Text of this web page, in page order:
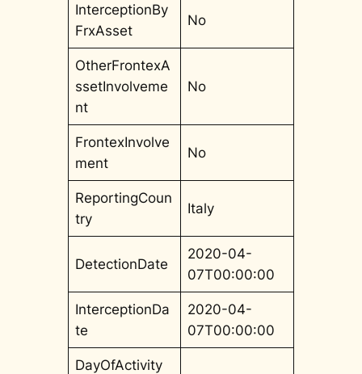
InterceptionBy
FrxAsset
No
OtherFrontexA
ssetInvolveme
nt
No
FrontexInvolve
ment
No
ReportingCoun
try
Italy
DetectionDate
2020-04-
07T00:00:00
InterceptionDa
te
2020-04-
07T00:00:00
DayOfActivity